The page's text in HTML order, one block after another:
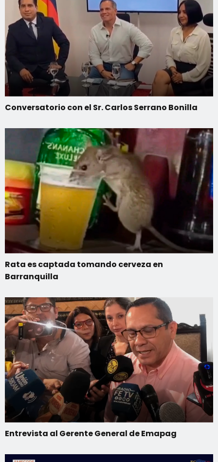
Conversatorio con el Sr. Carlos Serrano Bonilla
Rata es captada tomando cerveza en
Barranquilla
Entrevista al Gerente General de Emapag